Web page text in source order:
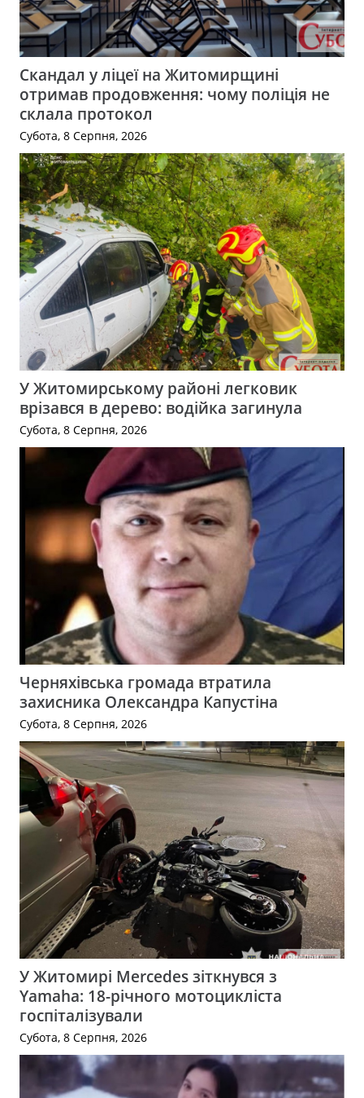
Скандал у ліцеї на Житомирщині
отримав продовження: чому поліція не
склала протокол
Субота, 8 Серпня, 2026
У Житомирському районі легковик
врізався в дерево: водійка загинула
Субота, 8 Серпня, 2026
Черняхівська громада втратила
захисника Олександра Капустіна
Субота, 8 Серпня, 2026
У Житомирі Mercedes зіткнувся з
Yamaha: 18-річного мотоцикліста
госпіталізували
Субота, 8 Серпня, 2026